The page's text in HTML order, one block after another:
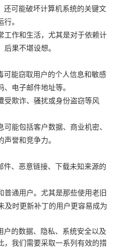
还可能破坏计算机系统的关键文
。
工作和生活，尤其是对于依赖计
果不堪设想。
可能窃取用户的个人信息和敏感
电子邮件地址等。
受欺诈、骚扰或身份盗窃等风
能包括客户数据、商业机密、
誉和竞争力。
件、恶意链接、下载未知来源的
普通用户。尤其是那些使用老旧
及时更新补丁的用户更容易成为
户的数据、隐私、系统安全以及
，我们需要采取一系列有效的措